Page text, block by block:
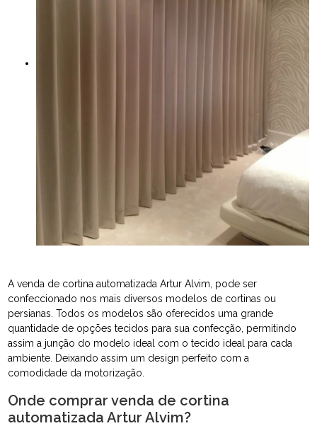
A venda de cortina automatizada Artur Alvim, pode ser
confeccionado nos mais diversos modelos de cortinas ou
persianas. Todos os modelos são oferecidos uma grande
quantidade de opções tecidos para sua confecção, permitindo
assim a junção do modelo ideal com o tecido ideal para cada
ambiente. Deixando assim um design perfeito com a
comodidade da motorização.
Onde comprar venda de cortina
automatizada Artur Alvim?